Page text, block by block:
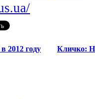
2012 году
Кличко: